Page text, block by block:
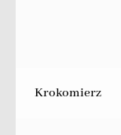
Krokomierz